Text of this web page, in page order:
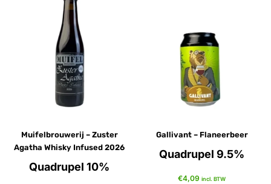
Muifelbrouwerij – Zuster
Agatha Whisky Infused 2026
Quadrupel 10%
Gallivant – Flaneerbeer
Quadrupel 9.5%
€4,09 incl. BTW